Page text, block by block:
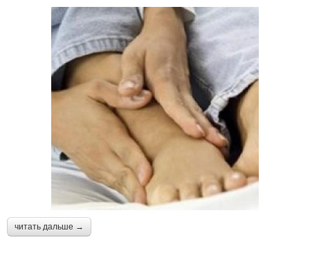
читать дальше →